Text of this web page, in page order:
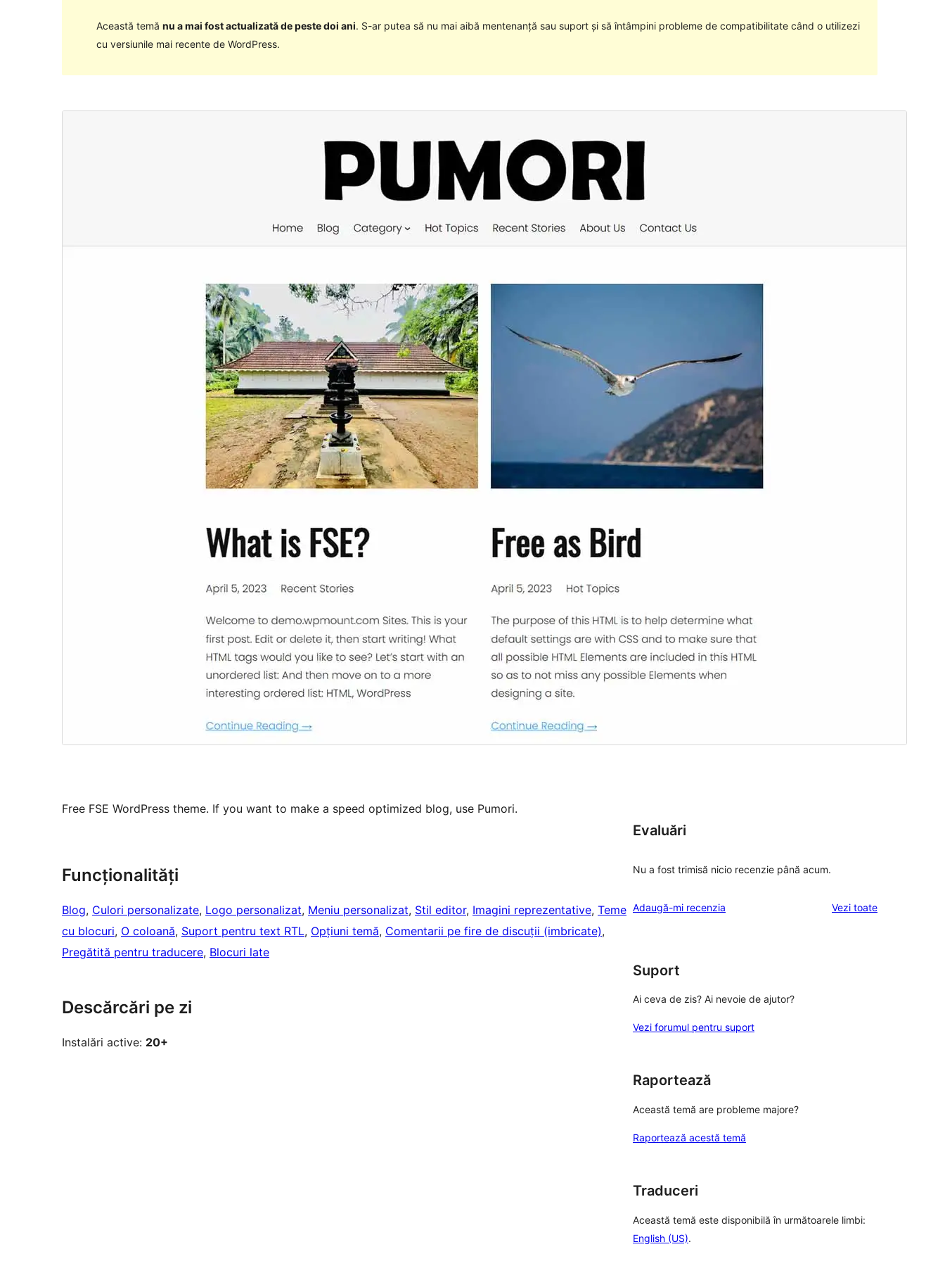
Această temă nu a mai fost actualizată de peste doi ani. S-ar putea să nu mai aibă mentenanță sau suport și să întâmpini probleme de compatibilitate când o utilizezi
cu versiunile mai recente de WordPress.
Versiune
Instalări active
Versiune WordPress
Prima pagină a temei
Free FSE WordPress theme. If you want to make a speed optimized blog, use Pumori.
Funcționalități
Blog, Culori personalizate, Logo personalizat, Meniu personalizat, Stil editor, Imagini reprezentative, Teme
cu blocuri, O coloană, Suport pentru text RTL, Opțiuni temă, Comentarii pe fire de discuții (imbricate)
Pregătită pentru traducere, Blocuri late
Descărcări pe zi
Instalări active: 20+
Evaluări
Nu a fost trimisă nicio recenzie până acum.
Adaugă-mi recenzia Vezi toaterecenziile
Suport
Ai ceva de zis? Ai nevoie de ajutor?
Vezi forumul pentru suport
Raportează
Această temă are probleme majore?
Raportează acestă temă
Traduceri
Această temă este disponibilă în următoarele limbi:
English (US).